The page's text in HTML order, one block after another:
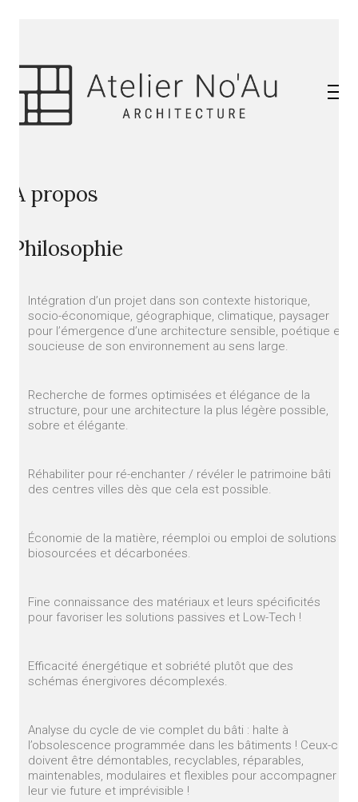
A propos
Philosophie
Intégration d’un projet dans son contexte historique,
socio-économique, géographique, climatique, paysager
pour l’émergence d’une architecture sensible, poétique et
soucieuse de son environnement au sens large.
Recherche de formes optimisées et élégance de la
structure, pour une architecture la plus légère possible,
sobre et élégante.
Réhabiliter pour ré-enchanter / révéler le patrimoine bâti
des centres villes dès que cela est possible.
Économie de la matière, réemploi ou emploi de solutions
biosourcées et décarbonées.
Fine connaissance des matériaux et leurs spécificités
pour favoriser les solutions passives et Low-Tech !
Efficacité énergétique et sobriété plutôt que des
schémas énergivores décomplexés.
Analyse du cycle de vie complet du bâti : halte à
l’obsolescence programmée dans les bâtiments ! Ceux-ci
doivent être démontables, recyclables, réparables,
maintenables, modulaires et flexibles pour accompagner
leur vie future et imprévisible !